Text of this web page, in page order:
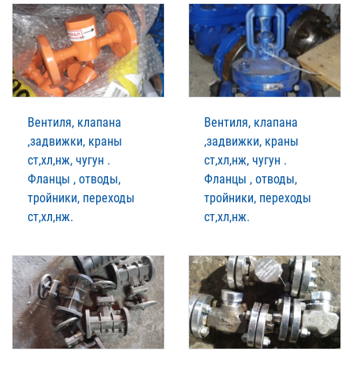
Вентиля, клапана
,задвижки, краны
ст,хл,нж, чугун .
Фланцы , отводы,
тройники, переходы
ст,хл,нж.
Вентиля, клапана
,задвижки, краны
ст,хл,нж, чугун .
Фланцы , отводы,
тройники, переходы
ст,хл,нж.